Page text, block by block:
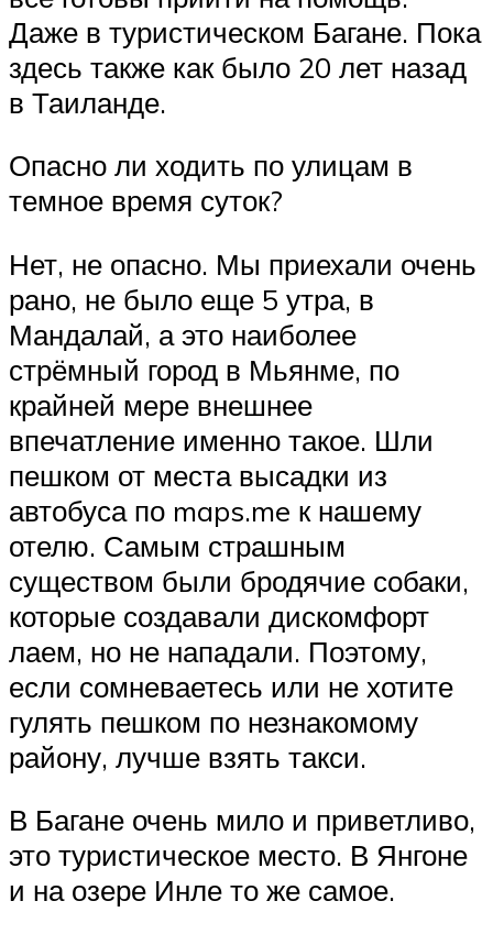
Даже в туристическом Багане. Пока
здесь также как было 20 лет назад
в Таиланде.
Опасно ли ходить по улицам в
темное время суток?
Нет, не опасно. Мы приехали очень
рано, не было еще 5 утра, в
Мандалай, а это наиболее
стрёмный город в Мьянме, по
крайней мере внешнее
впечатление именно такое. Шли
пешком от места высадки из
автобуса по maps.me к нашему
отелю. Самым страшным
существом были бродячие собаки,
которые создавали дискомфорт
лаем, но не нападали. Поэтому,
если сомневаетесь или не хотите
гулять пешком по незнакомому
району, лучше взять такси.
В Багане очень мило и приветливо,
это туристическое место. В Янгоне
и на озере Инле то же самое.